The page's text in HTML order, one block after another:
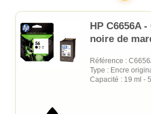
HP C6656A
noire de
Référence :
Type : Encre
Capacité : 19 ml -